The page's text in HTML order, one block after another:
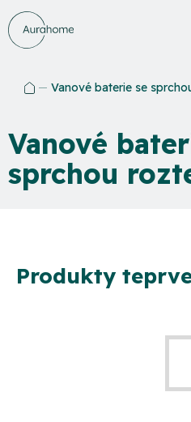
Přejít
na
obsah
Vanové baterie se
Vanové
sprchou
Produkty